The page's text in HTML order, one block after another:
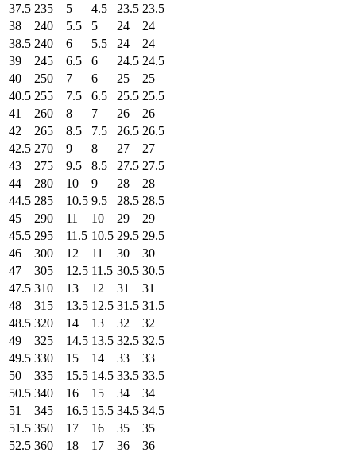
37.5 235 5 4.5 23.5 23.5
38
240 5.5 5 24
24
38.5 240 6 5.5 24
24
39
245 6.5 6 24.5 24.5
40
250 7 6 25
25
40.5 255 7.5 6.5 25.5 25.5
41
260 8 7 26
26
42
265 8.5 7.5 26.5 26.5
42.5 270 9 8 27
27
43
275 9.5 8.5 27.5 27.5
44
280 10 9 28
28
44.5 285 10.5 9.5 28.5 28.5
45
290 11 10 29
29
45.5 295 11.5 10.5 29.5 29.5
46
300 12 11 30
30
47
305 12.5 11.5 30.5 30.5
47.5 310 13 12 31
31
48
315 13.5 12.5 31.5 31.5
48.5 320 14 13 32
32
49
325 14.5 13.5 32.5 32.5
49.5 330 15 14 33
33
50
335 15.5 14.5 33.5 33.5
50.5 340 16 15 34
34
51
345 16.5 15.5 34.5 34.5
51.5 350 17 16 35
35
52.5 360 18 17 36 36